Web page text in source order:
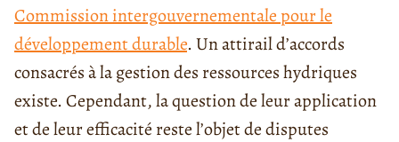
Commission intergouvernementale pour le
développement durable. Un attirail d’accords
consacrés à la gestion des ressources hydriques
existe. Cependant, la question de leur application
et de leur efficacité reste l’objet de disputes